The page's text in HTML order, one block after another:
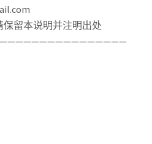
留本说明并注明出处